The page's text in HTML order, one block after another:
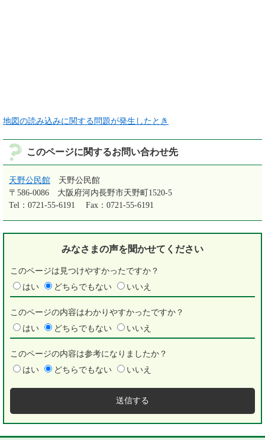
地図の読み込みに関する問題が発生したとき
このページに関するお問い合わせ先
天野公民館
天野公民館
〒586-0086
大阪府河内長野市天野町1520-5
Tel：0721-55-6191
Fax：0721-55-6191
みなさまの声を聞かせてください
このページは見つけやすかったですか？
はい
どちらでもない いいえ
このページの内容はわかりやすかったですか？
はい
どちらでもない いいえ
このページの内容は参考になりましたか？
はい
どちらでもない いいえ